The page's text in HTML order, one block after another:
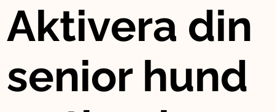
Aktivera din
senior hund